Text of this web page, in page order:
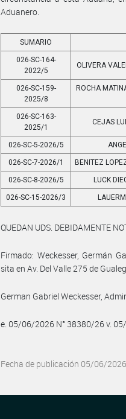
Aduanero.
SUMARIO
026-SC-164-
2022/5
OLIVERA
026-SC-159-
2025/8
ROCHA
026-SC-163-
2025/1
CEJAS
026-SC-5-2026/5
026-SC-7-2026/1 BENITEZ
026-SC-8-2026/5 LUCK
026-SC-15-2026/3
QUEDAN UDS. DEBIDAMENTE
Firmado: Weckesser, Germán
sita en Av. Del Valle 275 de
German Gabriel Weckesser,
e. 05/06/2026 N° 38380/26 v.
Fecha de publicación 05/06/2026